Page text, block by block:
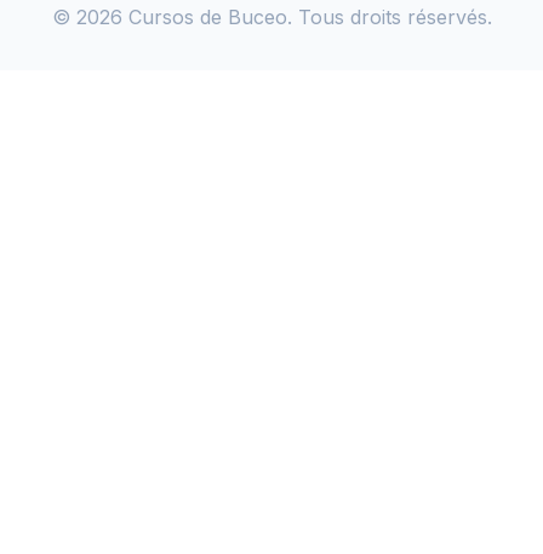
© 2026 Cursos de Buceo. Tous droits réservés.